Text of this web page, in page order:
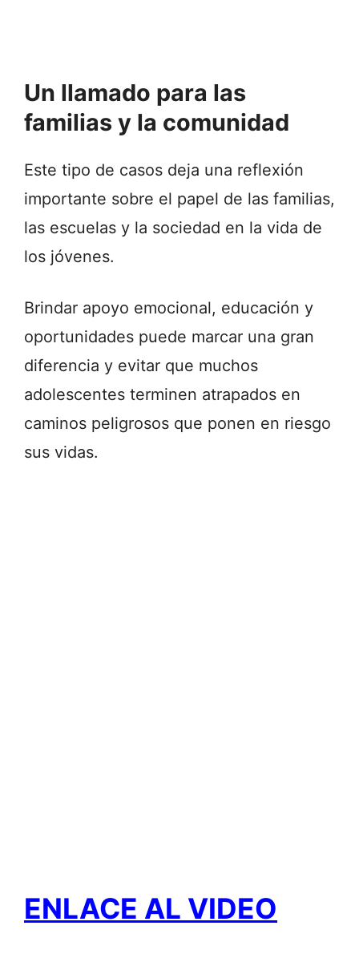
Un llamado para las
familias y la comunidad
Este tipo de casos deja una reflexión
importante sobre el papel de las familias,
las escuelas y la sociedad en la vida de
los jóvenes.
Brindar apoyo emocional, educación y
oportunidades puede marcar una gran
diferencia y evitar que muchos
adolescentes terminen atrapados en
caminos peligrosos que ponen en riesgo
sus vidas.
ENLACE AL VIDEO